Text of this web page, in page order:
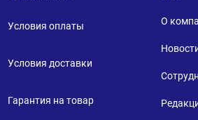
Условия оплаты
Условия доставки
Гарантия на товар
О